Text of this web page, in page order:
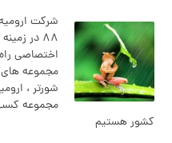
شرکت ارومیه
۸۸ در
اختصاصی راه
مجموعه های
شورتر ،
مجموعه کسب
کشور هستیم